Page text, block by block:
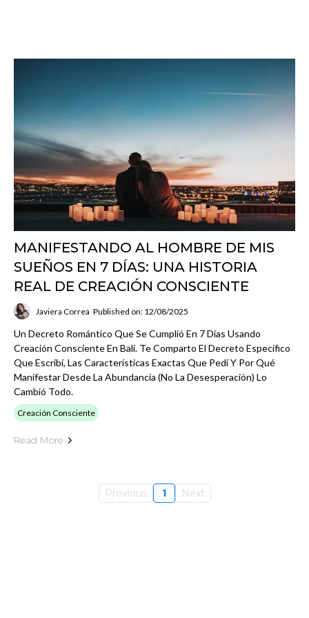
MANIFESTANDO AL HOMBRE DE MIS
SUEÑOS EN 7 DÍAS: UNA HISTORIA
REAL DE CREACIÓN CONSCIENTE
Javiera Correa Published on: 12/08/2025
Un Decreto Romántico Que Se Cumplió En 7 Días Usando
Creación Consciente En Bali. Te Comparto El Decreto Específico
Que Escribí, Las Características Exactas Que Pedí Y Por Qué
Manifestar Desde La Abundancia (no La Desesperación) Lo
Cambió Todo.
Creación Consciente
Read More
Previous 1 Next